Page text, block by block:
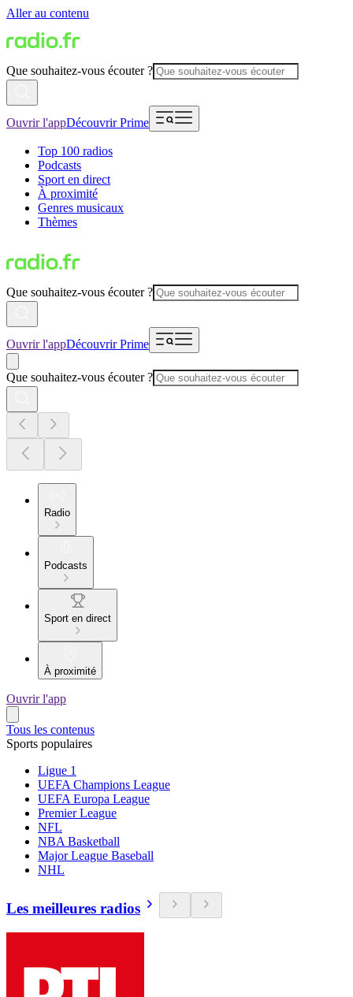
Aller au contenu
Que souhaitez-vous écouter ?
Ouvrir l'appDécouvrir Prime
Top 100 radios
Podcasts
Sport en direct
À proximité
Genres musicaux
Thèmes
Que souhaitez-vous écouter ?
Ouvrir l'appDécouvrir Prime
Que souhaitez-vous écouter ?
Radio
Podcasts
Sport en direct
À proximité
Ouvrir l'app
Tous les contenus
Sports populaires
Ligue 1
UEFA Champions League
UEFA Europa League
Premier League
NFL
NBA Basketball
Major League Baseball
NHL
Les meilleures radios